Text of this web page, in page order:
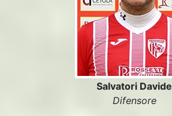
Salvatori Davide
Difensore